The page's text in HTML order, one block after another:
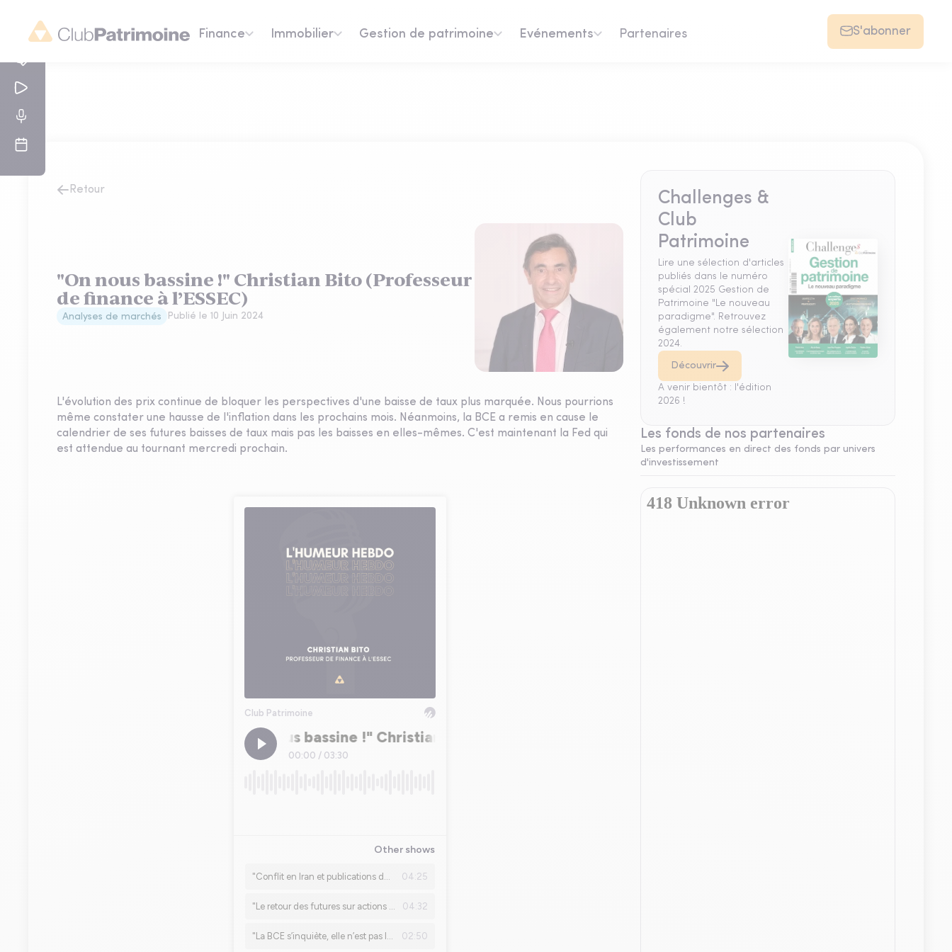
Finance Immobilier Gestion de patrimoine Evénements Partenaires S'abonner
Retour
"On nous bassine !" Christian Bito (Professeur
de finance à l’ESSEC)
Analyses de marchés Publié le 10 Juin 2024
L'évolution des prix continue de bloquer les perspectives d'une baisse de taux plus marquée. Nous pourrions
même constater une hausse de l'inflation dans les prochains mois. Néanmoins, la BCE a remis en cause le
calendrier de ses futures baisses de taux mais pas les baisses en elles-mêmes. C'est maintenant la Fed qui
est attendue au tournant mercredi prochain.
Challenges &
Club
Patrimoine
Lire une sélection d'articles
publiés dans le numéro
spécial 2025 Gestion de
Patrimoine "Le nouveau
paradigme". Retrouvez
également notre sélection
2024.
Découvrir
A venir bientôt : l'édition
2026 !
Les fonds de nos partenaires
Les performances en direct des fonds par univers
d'investissement